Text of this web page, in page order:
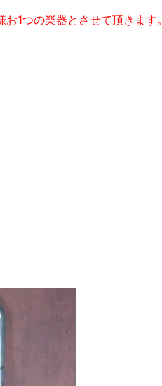
1つの楽器とさせて頂きます。